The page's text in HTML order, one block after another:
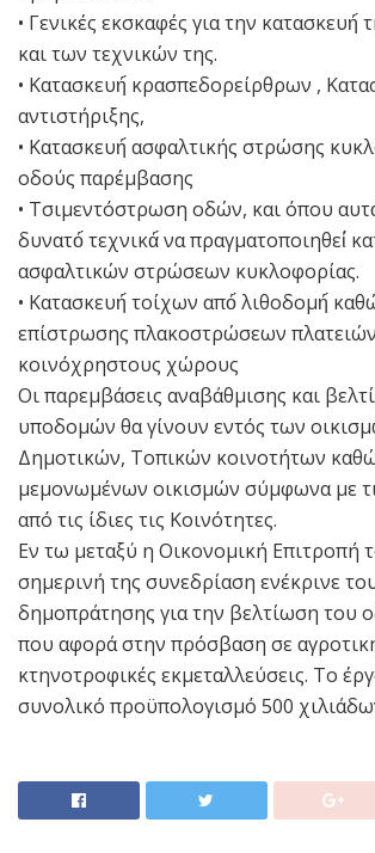
• Γενικές εκσκαφές για την κατασκευή́
και των τεχνικών της.
• Κατασκευή́ κρασπεδορείρθρων ,
αντιστήριξης,
• Κατασκευή́ ασφαλτικής στρώσης
οδούς παρέμβασης
• Τσιμεντόστρωση οδών, και όπου
δυνατό́ τεχνικά́ να πραγματοποιηθεί́
ασφαλτικών στρώσεων κυκλοφορίας.
• Κατασκευή́ τοίχων από́ λιθοδομή́
επίστρωσης πλακοστρώσεων
κοινόχρηστους χώρους
Οι παρεμβάσεις αναβάθμισης και
υποδομών θα γίνουν εντός των
Δημοτικών, Τοπικών κοινοτήτων
μεμονωμένων οικισμών σύμφωνα με
από τις ίδιες τις Κοινότητες.
Εν τω μεταξύ η Οικονομική Επιτροπή
σημερινή της συνεδρίαση ενέκρινε
δημοπράτησης για την βελτίωση του
που αφορά στην πρόσβαση σε
κτηνοτροφικές εκμεταλλεύσεις. Το
συνολικό προϋπολογισμό 500